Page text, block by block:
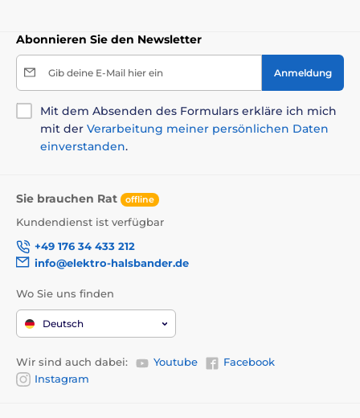
Abonnieren Sie den Newsletter
Gib deine E-Mail hier ein Anmeldung
Mit dem Absenden des Formulars erkläre ich mich
mit der Verarbeitung meiner persönlichen Daten
einverstanden.
Sie brauchen Rat offline
Kundendienst ist verfügbar
+49 176 34 433 212
info@elektro-halsbander.de
Wo Sie uns finden
Deutsch
Wir sind auch dabei: Youtube
Facebook
Instagram